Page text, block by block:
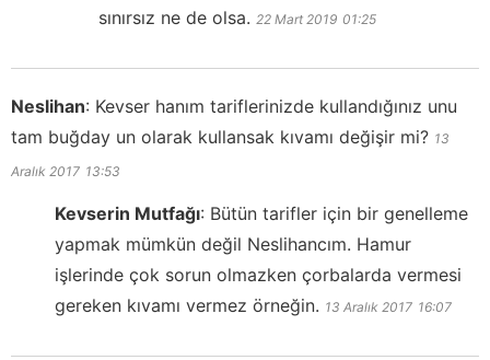
sınırsız ne de olsa. 22 Mart 2019 01:25
Neslihan: Kevser hanım tariflerinizde kullandığınız unu
tam buğday un olarak kullansak kıvamı değişir mi? 13
Aralık 2017 13:53
Kevserin Mutfağı: Bütün tarifler için bir genelleme
yapmak mümkün değil Neslihancım. Hamur
işlerinde çok sorun olmazken çorbalarda vermesi
gereken kıvamı vermez örneğin. 13 Aralık 2017 16:07